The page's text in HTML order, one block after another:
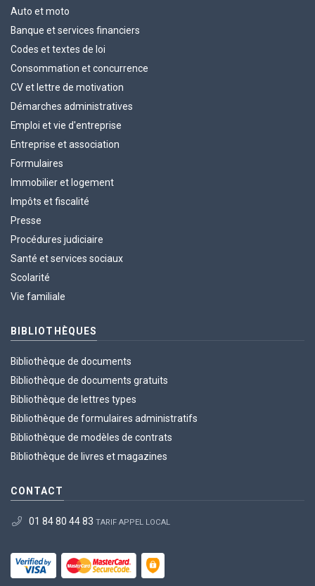
Auto et moto
Banque et services financiers
Codes et textes de loi
Consommation et concurrence
CV et lettre de motivation
Démarches administratives
Emploi et vie d'entreprise
Entreprise et association
Formulaires
Immobilier et logement
Impôts et fiscalité
Presse
Procédures judiciaire
Santé et services sociaux
Scolarité
Vie familiale
BIBLIOTHÈQUES
Bibliothèque de documents
Bibliothèque de documents gratuits
Bibliothèque de lettres types
Bibliothèque de formulaires administratifs
Bibliothèque de modèles de contrats
Bibliothèque de livres et magazines
CONTACT
01 84 80 44 83 TARIF APPEL LOCAL